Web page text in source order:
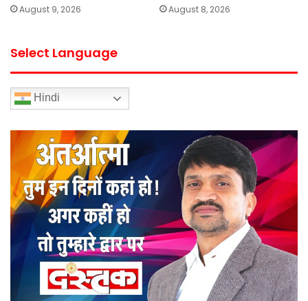
August 9, 2026 August 8, 2026
Select Language
Hindi